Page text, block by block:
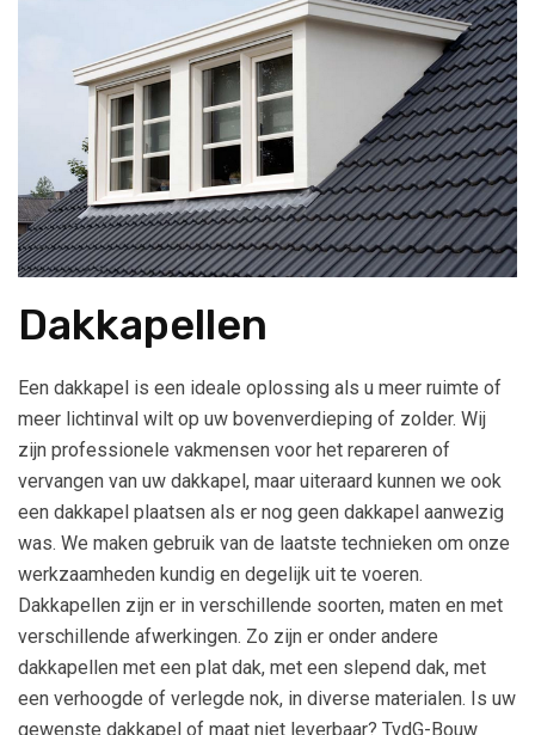
Dakkapellen
Een dakkapel is een ideale oplossing als u meer ruimte of
meer lichtinval wilt op uw bovenverdieping of zolder. Wij
zijn professionele vakmensen voor het repareren of
vervangen van uw dakkapel, maar uiteraard kunnen we ook
een dakkapel plaatsen als er nog geen dakkapel aanwezig
was. We maken gebruik van de laatste technieken om onze
werkzaamheden kundig en degelijk uit te voeren.
Dakkapellen zijn er in verschillende soorten, maten en met
verschillende afwerkingen. Zo zijn er onder andere
dakkapellen met een plat dak, met een slepend dak, met
een verhoogde of verlegde nok, in diverse materialen. Is uw
gewenste dakkapel of maat niet leverbaar? TvdG-Bouw